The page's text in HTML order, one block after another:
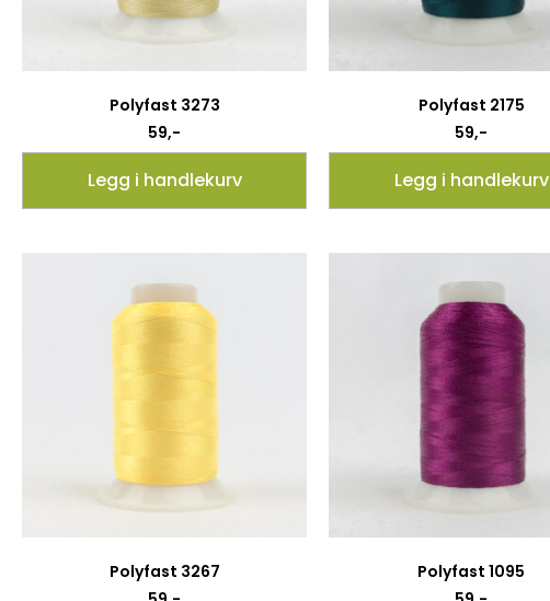
Polyfast 3273
59,-
Legg i handlekurv
Polyfast 2175
59,-
Legg i handlekurv
Polyfast 3267
Polyfast 1095